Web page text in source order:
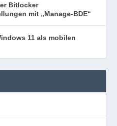
Bitlocker
mit „Manage-BDE“
11 als mobilen